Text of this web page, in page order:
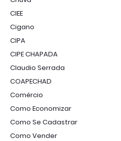
CIEE
Cigano
CIPA
CIPE CHAPADA
Claudio Serrada
COAPECHAD
Comércio
Como Economizar
Como Se Cadastrar
Como Vender